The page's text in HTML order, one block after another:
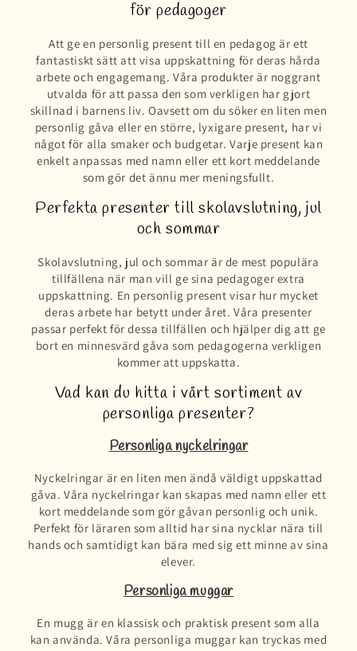
för pedagoger
Att ge en personlig present till en pedagog är ett
fantastiskt sätt att visa uppskattning för deras hårda
arbete och engagemang. Våra produkter är noggrant
utvalda för att passa den som verkligen har gjort
skillnad i barnens liv. Oavsett om du söker en liten men
personlig gåva eller en större, lyxigare present, har vi
något för alla smaker och budgetar. Varje present kan
enkelt anpassas med namn eller ett kort meddelande
som gör det ännu mer meningsfullt.
Perfekta presenter till skolavslutning, jul
och sommar
Skolavslutning, jul och sommar är de mest populära
tillfällena när man vill ge sina pedagoger extra
uppskattning. En personlig present visar hur mycket
deras arbete har betytt under året. Våra presenter
passar perfekt för dessa tillfällen och hjälper dig att ge
bort en minnesvärd gåva som pedagogerna verkligen
kommer att uppskatta.
Vad kan du hitta i vårt sortiment av
personliga presenter?
Personliga nyckelringar
Nyckelringar är en liten men ändå väldigt uppskattad
gåva. Våra nyckelringar kan skapas med namn eller ett
kort meddelande som gör gåvan personlig och unik.
Perfekt för läraren som alltid har sina nycklar nära till
hands och samtidigt kan bära med sig ett minne av sina
elever.
Personliga muggar
En mugg är en klassisk och praktisk present som alla
kan använda. Våra personliga muggar kan tryckas med